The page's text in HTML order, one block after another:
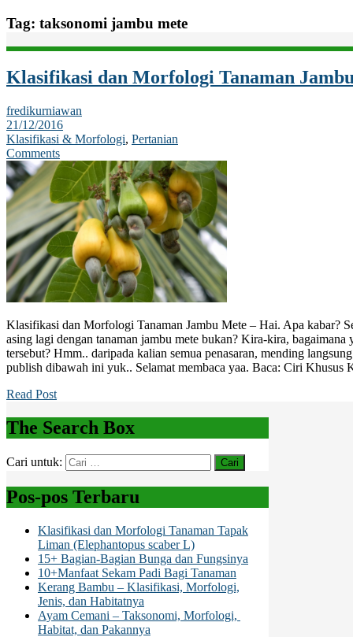
Tag: taksonomi jambu mete
Klasifikasi dan Morfologi Tanaman
fredikurniawan
21/12/2016
Klasifikasi & Morfologi, Pertanian
Comments
Klasifikasi dan Morfologi Tanaman Jambu Mete – Hai. Apa kabar?
asing lagi dengan tanaman jambu mete bukan? Kira-kira,
tersebut? Hmm.. daripada kalian semua penasaran, mending
publish dibawah ini yuk.. Selamat membaca yaa. Baca: Ciri
Read Post
The Search Box
Cari untuk:
Pos-pos Terbaru
Klasifikasi dan Morfologi Tanaman Tapak
Liman (Elephantopus scaber L)
15+ Bagian-Bagian Bunga dan Fungsinya
10+Manfaat Sekam Padi Bagi Tanaman
Kerang Bambu – Klasifikasi, Morfologi,
Jenis, dan Habitatnya
Ayam Cemani – Taksonomi, Morfologi,
Habitat, dan Pakannya